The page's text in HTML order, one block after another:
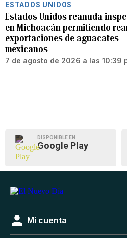
ESTADOS UNIDOS
Estados Unidos reanuda
en Michoacán permitiendo
exportaciones de aguacates
mexicanos
7 de agosto de 2026 a las 10:39
DISPONIBLE EN
Google Play
Mi cuenta